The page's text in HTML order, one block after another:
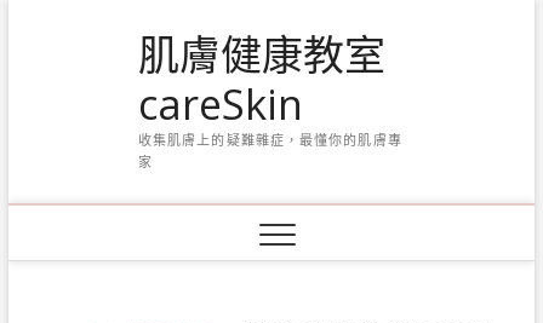
肌膚健康教室
careSkin
收集肌膚上的疑難雜症，最懂你的肌膚專
家